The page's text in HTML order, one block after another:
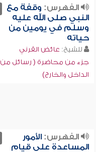
الفهرس: وقفة مع
النبي صلى الله عليه
وسلم في يومين من
حياته
للشيخ: عائض القرني
جزء من محاضرة ( رسائل من
الداخل والخارج)
الفهرس:الأمور
المساعدة على قيام